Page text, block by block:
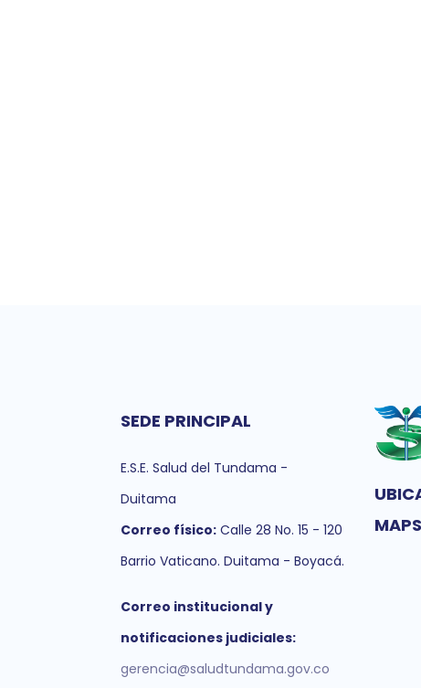
SEDE PRINCIPAL
E.S.E. Salud del Tundama -
Duitama
Correo físico: Calle 28 No. 15 - 120
Barrio Vaticano. Duitama - Boyacá.
Correo institucional y
notificaciones judiciales:
gerencia@saludtundama.gov.co
MAPS